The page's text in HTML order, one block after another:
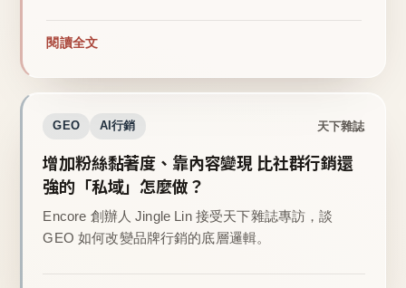
閱讀全文
GEO AI行銷 天下雜誌
增加粉絲黏著度、靠內容變現 比社群行銷還
強的「私域」怎麼做？
Encore 創辦人 Jingle Lin 接受天下雜誌專訪，談
GEO 如何改變品牌行銷的底層邏輯。